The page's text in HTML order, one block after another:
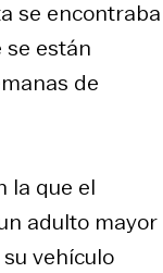
se encontraba
están
de
la que el
adulto mayor
vehículo